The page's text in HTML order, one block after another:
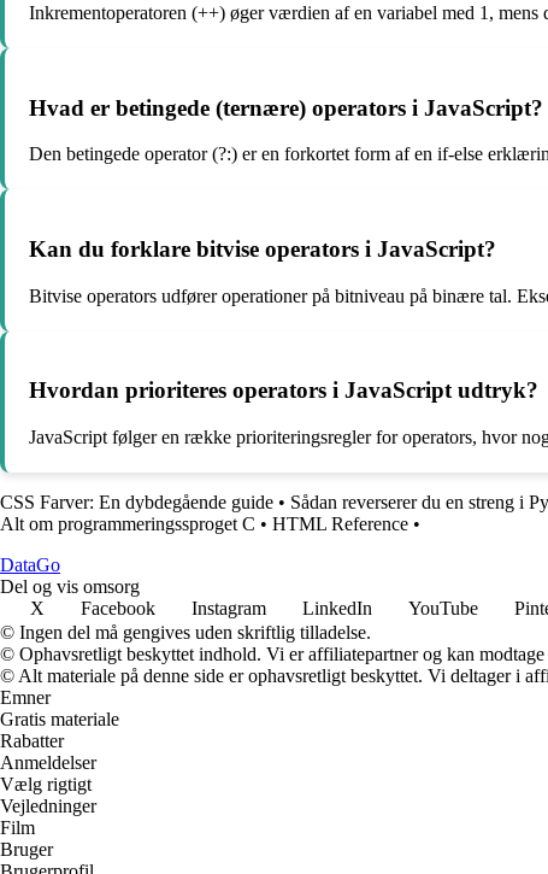
Inkrementoperatoren (++) øger værdien af en variabel med 1,
Hvad er betingede (ternære) operators i JavaScript?
Den betingede operator (?:) er en forkortet form af en if-else
Kan du forklare bitvise operators i JavaScript?
Bitvise operators udfører operationer på bitniveau på binære tal.
Hvordan prioriteres operators i JavaScript udtryk?
JavaScript følger en række prioriteringsregler for operators, hvor
CSS Farver: En dybdegående guide • Sådan reverserer du en streng i
Alt om programmeringssproget C • HTML Reference •
DataGo
Del og vis omsorg
X
Facebook Instagram LinkedIn YouTube
© Ingen del må gengives uden skriftlig tilladelse.
© Ophavsretligt beskyttet indhold. Vi er affiliatepartner og kan
© Alt materiale på denne side er ophavsretligt beskyttet. Vi deltager i
Emner
Gratis materiale
Rabatter
Anmeldelser
Vælg rigtigt
Vejledninger
Film
Bruger